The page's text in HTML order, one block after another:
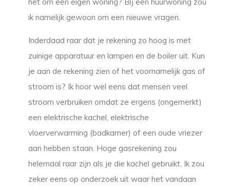
ik namelijk gewoon om een nieuwe vragen.
Inderdaad raar dat je rekening zo hoog is met
zuinige apparatuur en lampen en de boiler uit. Kun
je aan de rekening zien of het voornamelijk gas of
stroom is? Ik hoor wel eens dat mensen veel
stroom verbruiken omdat ze ergens (ongemerkt)
een elektrische kachel, elektrische
vloerverwarming (badkamer) of een oude vriezer
aan hebben staan. Hoge gasrekening zou
helemaal raar zijn als je die kachel gebruikt. Ik zou
zeker eens op onderzoek uit waar het vandaan